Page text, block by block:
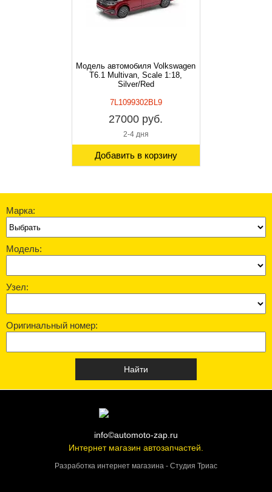
Модель автомобиля Volkswagen
T6.1 Multivan, Scale 1:18,
Silver/Red
7L1099302BL9
27000 руб.
2-4 дня
Добавить в корзину
Марка:
Модель:
Узел:
Оригинальный номер:
info©automoto-zap.ru
Интернет магазин автозапчастей.
Разработка интернет магазина - Студия Триас